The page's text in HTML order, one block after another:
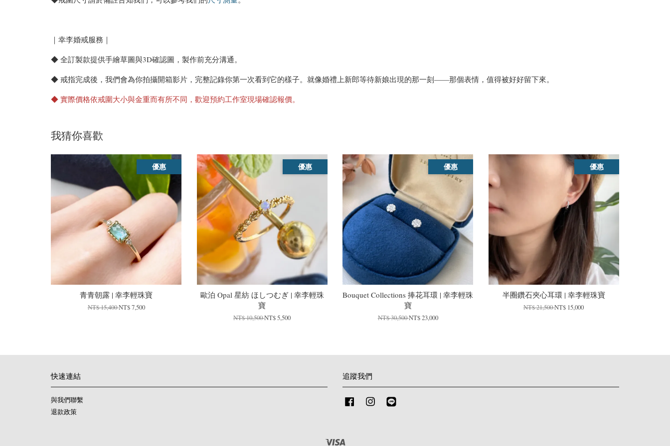
｜幸李婚戒服務｜
◆ 全訂製款提供手繪草圖與3D確認圖，製作前充分溝通。
◆ 戒指完成後，我們會為你拍攝開箱影片，完整記錄你第一次看到它的樣子。就像婚禮上新郎等待新娘出現的那一刻——那個表情，值得被好好留下來。
◆ 實際價格依戒圍大小與金重而有所不同，歡迎預約工作室現場確認報價。
我猜你喜歡
優惠
青青朝露 | 幸李輕珠寶
NT$ 15,400NT$ 7,500
優惠
歐泊 Opal 星紡 ほしつむぎ | 幸李輕珠
寶
NT$ 10,500NT$ 5,500
優惠
Bouquet Collections 捧花耳環 | 幸李輕珠
寶
NT$ 30,500NT$ 23,000
優惠
半圈鑽石夾心耳環 | 幸李輕珠寶
NT$ 21,500NT$ 15,000
快速連結
與我們聯繫
退款政策
追蹤我們
Facebook Instagram